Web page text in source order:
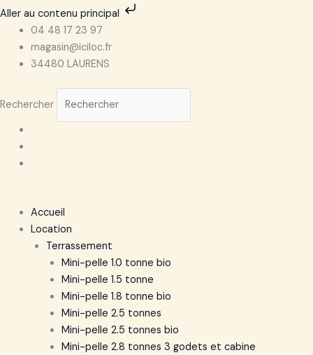
Aller au contenu principal
Aller
04 48 17 23 97
magasin@iciloc.fr
34480 LAURENS
Rechercher
Accueil
Location
Terrassement
Mini-pelle 1.0 tonne bio
Mini-pelle 1.5 tonne
Mini-pelle 1.8 tonne bio
Mini-pelle 2.5 tonnes
Mini-pelle 2.5 tonnes bio
Mini-pelle 2.8 tonnes 3 godets et cabine